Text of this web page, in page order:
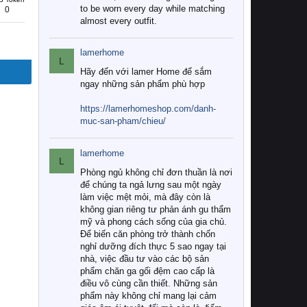
0
to be worn every day while matching
almost every outfit.
L
lamerhome
Hãy đến với lamer Home để sắm
ngay những sản phẩm phù hợp
https://lamerhomeshop.com/danh-
muc-san-pham/chieu/
L
lamerhome
Phòng ngủ không chỉ đơn thuần là nơi
để chúng ta ngả lưng sau một ngày
làm việc mệt mỏi, mà đây còn là
không gian riêng tư phản ánh gu thẩm
mỹ và phong cách sống của gia chủ.
Để biến căn phòng trở thành chốn
nghỉ dưỡng đích thực 5 sao ngay tại
nhà, việc đầu tư vào các bộ sản
phẩm chăn ga gối đệm cao cấp là
điều vô cùng cần thiết. Những sản
phẩm này không chỉ mang lại cảm